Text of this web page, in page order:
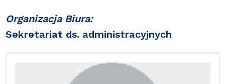
Organizacja Biura:
Sekretariat ds. administracyjnych